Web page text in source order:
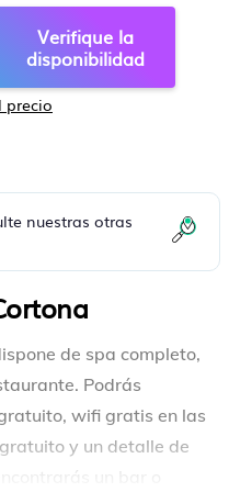
Verifique la
disponibilidad
precio
nuestras otras
de spa completo,
Podrás
wifi gratis en las
y un detalle de
un bar o